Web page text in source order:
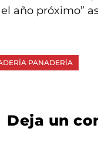
año próximo”
PANADERÍA
Deja un